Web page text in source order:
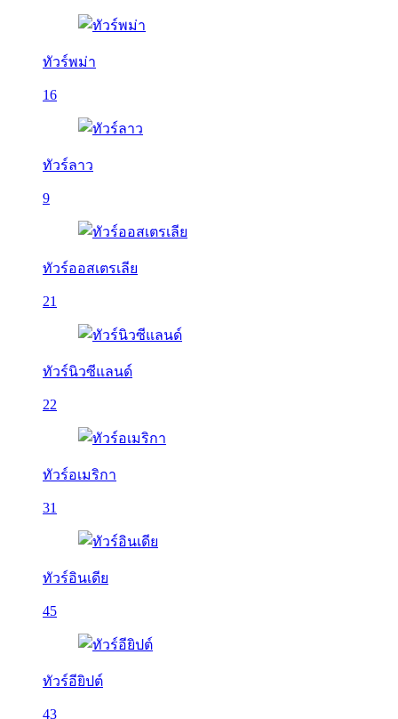
ทัวร์พม่า
16
ทัวร์ลาว
9
ทัวร์ออสเตรเลีย
21
ทัวร์นิวซีแลนด์
22
ทัวร์อเมริกา
31
ทัวร์อินเดีย
45
ทัวร์อียิปต์
43